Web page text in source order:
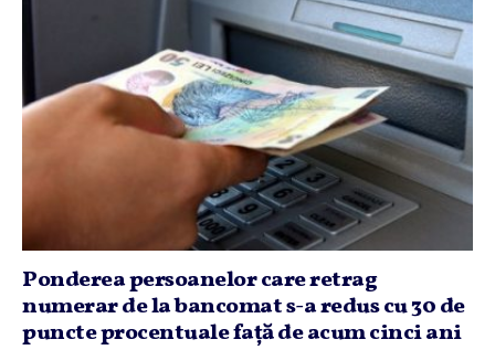
Ponderea persoanelor care retrag
numerar de la bancomat s-a redus cu 30 de
puncte procentuale faţă de acum cinci ani